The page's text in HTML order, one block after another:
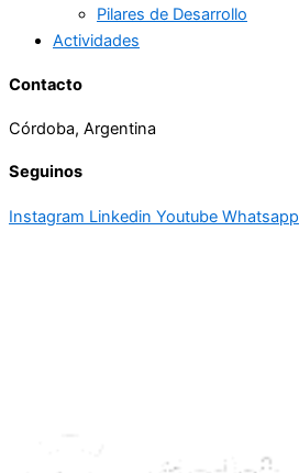
Pilares de Desarrollo
Actividades
Contacto
Córdoba, Argentina
Seguinos
Instagram Linkedin Youtube Whatsapp